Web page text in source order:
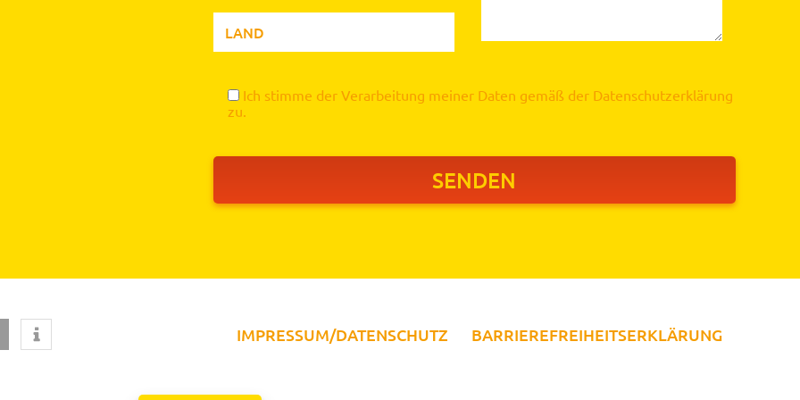
Ich stimme der Verarbeitung meiner Daten gemäß der Datenschutzerklärung
zu.
IMPRESSUM/DATENSCHUTZ BARRIEREFREIHEITSERKLÄRUNG